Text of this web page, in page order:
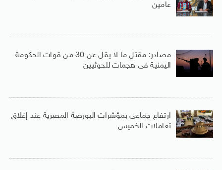
عامين
مصادر: مقتل ما لا يقل عن 30 من قوات الحكومة
اليمنية فى هجمات للحوثيين
ارتفاع جماعى بمؤشرات البورصة المصرية عند إغلاق
تعاملات الخميس